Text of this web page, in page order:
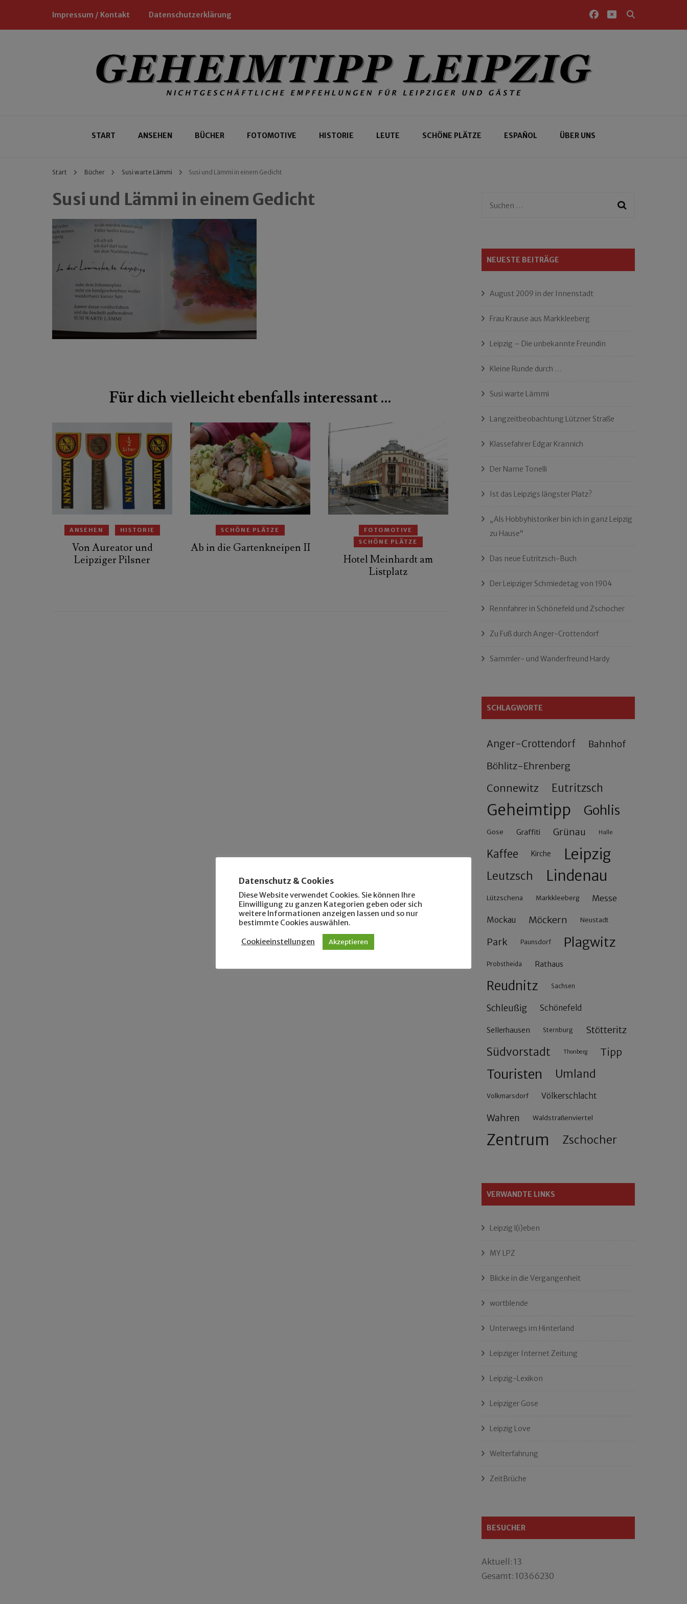
Impressum / Kontakt Datenschutzerklärung
Geheimtipp Leipzig
START ANSEHEN BÜCHER FOTOMOTIVE HISTORIE LEUTE SCHÖNE PLÄTZE ESPAÑOL ÜBER UNS
Start Bücher Susi warte Lämmi Susi und Lämmi in einem Gedicht
Susi und Lämmi in einem Gedicht
Für dich vielleicht ebenfalls interessant …
ANSEHEN HISTORIE
Von Aureator und
Leipziger Pilsner
SCHÖNE PLÄTZE
Ab in die Gartenkneipen II
FOTOMOTIVE
SCHÖNE PLÄTZE
Hotel Meinhardt am
Listplatz
Suchen
NEUESTE BEITRÄGE
August 2009 in der Innenstadt
Frau Krause aus Markkleeberg
Leipzig – Die unbekannte Freundin
Kleine Runde durch …
Susi warte Lämmi
Langzeitbeobachtung Lützner Straße
Klassefahrer Edgar Krannich
Der Name Tonelli
Ist das Leipzigs längster Platz?
„Als Hobbyhistoriker bin ich in ganz Leipzig
zu Hause“
Das neue Eutritzsch-Buch
Der Leipziger Schmiedetag von 1904
Rennfahrer in Schönefeld und Zschocher
Zu Fuß durch Anger-Crottendorf
Sammler- und Wanderfreund Hardy
SCHLAGWORTE
Anger-Crottendorf Bahnhof
Böhlitz-Ehrenberg
Connewitz Eutritzsch
Geheimtipp Gohlis
Gose Graffiti Grünau Halle
Kaffee Kirche Leipzig
Leutzsch Lindenau
Lützschena Markkleeberg Messe
Mockau Möckern Neustadt
Park Paunsdorf Plagwitz
Probstheida Rathaus
Reudnitz Sachsen
Schleußig Schönefeld
Sellerhausen Sternburg Stötteritz
Südvorstadt Thonberg Tipp
Touristen Umland
Volkmarsdorf Völkerschlacht
Wahren Waldstraßenviertel
Zentrum Zschocher
VERWANDTE LINKS
Leipzig l(i)eben
MY LPZ
Blicke in die Vergangenheit
wortblende
Unterwegs im Hinterland
Leipziger Internet Zeitung
Leipzig-Lexikon
Leipziger Gose
Leipzig Love
Welterfahrung
ZeitBrüche
BESUCHER
Aktuell: 13
Gesamt: 10366230
Datenschutz & Cookies
Diese Website verwendet Cookies. Sie können Ihre
Einwilligung zu ganzen Kategorien geben oder sich
weitere Informationen anzeigen lassen und so nur
bestimmte Cookies auswählen.
Cookieeinstellungen Akzeptieren